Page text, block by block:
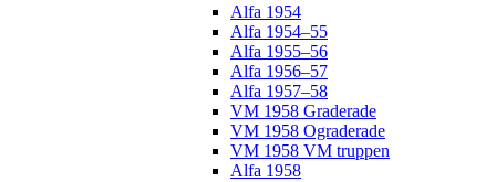
Alfa 1954
Alfa 1954–55
Alfa 1955–56
Alfa 1956–57
Alfa 1957–58
VM 1958 Graderade
VM 1958 Ograderade
VM 1958 VM truppen
Alfa 1958